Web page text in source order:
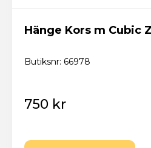
Hänge Kors m Cubic
Butiksnr: 66978
750 kr